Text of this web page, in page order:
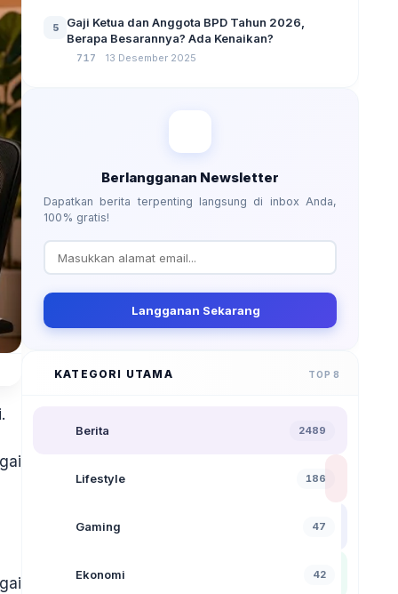
5
Gaji Ketua dan Anggota BPD Tahun 2026,
Berapa Besarannya? Ada Kenaikan?
717 13 Desember 2025
Berlangganan Newsletter
Dapatkan berita terpenting langsung di inbox Anda,
100% gratis!
Langganan Sekarang
KATEGORI UTAMA TOP 8
Berita 2489
Lifestyle 186
Gaming 47
Ekonomi 42